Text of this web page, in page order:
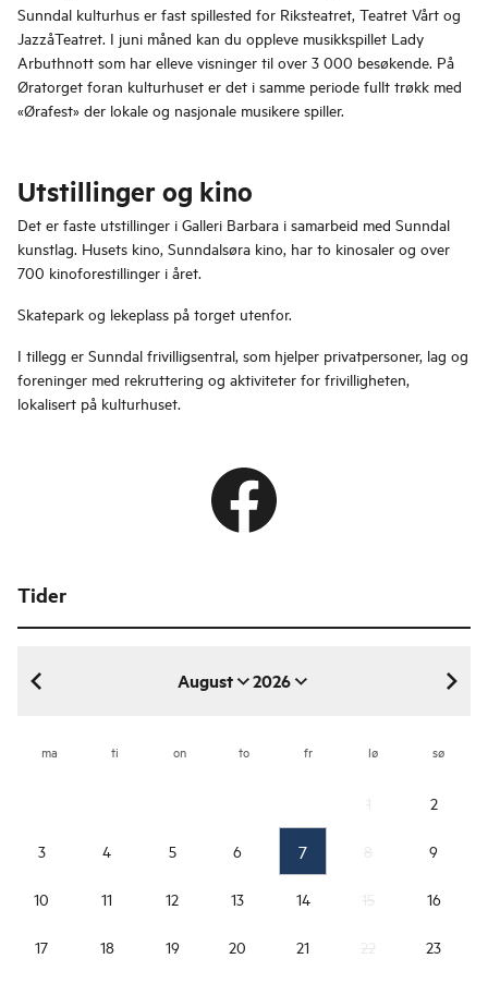
Sunndal kulturhus er fast spillested for Riksteatret, Teatret Vårt og
JazzåTeatret. I juni måned kan du oppleve musikkspillet Lady
Arbuthnott som har elleve visninger til over 3 000 besøkende. På
Øratorget foran kulturhuset er det i samme periode fullt trøkk med
«Ørafest» der lokale og nasjonale musikere spiller.
Utstillinger og kino
Det er faste utstillinger i Galleri Barbara i samarbeid med Sunndal
kunstlag. Husets kino, Sunndalsøra kino, har to kinosaler og over
700 kinoforestillinger i året.
Skatepark og lekeplass på torget utenfor.
I tillegg er Sunndal frivilligsentral, som hjelper privatpersoner, lag og
foreninger med rekruttering og aktiviteter for frivilligheten,
lokalisert på kulturhuset.
Tider
August 2026
august 2026
ma ti on to fr lø sø
2
3 4 5 6 7 9
10 11 12 13 14 16
17 18 19 20 21 23